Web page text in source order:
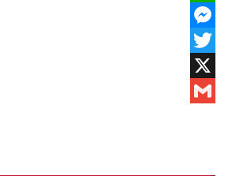
WhatsApp
Messenger
Twitter
X